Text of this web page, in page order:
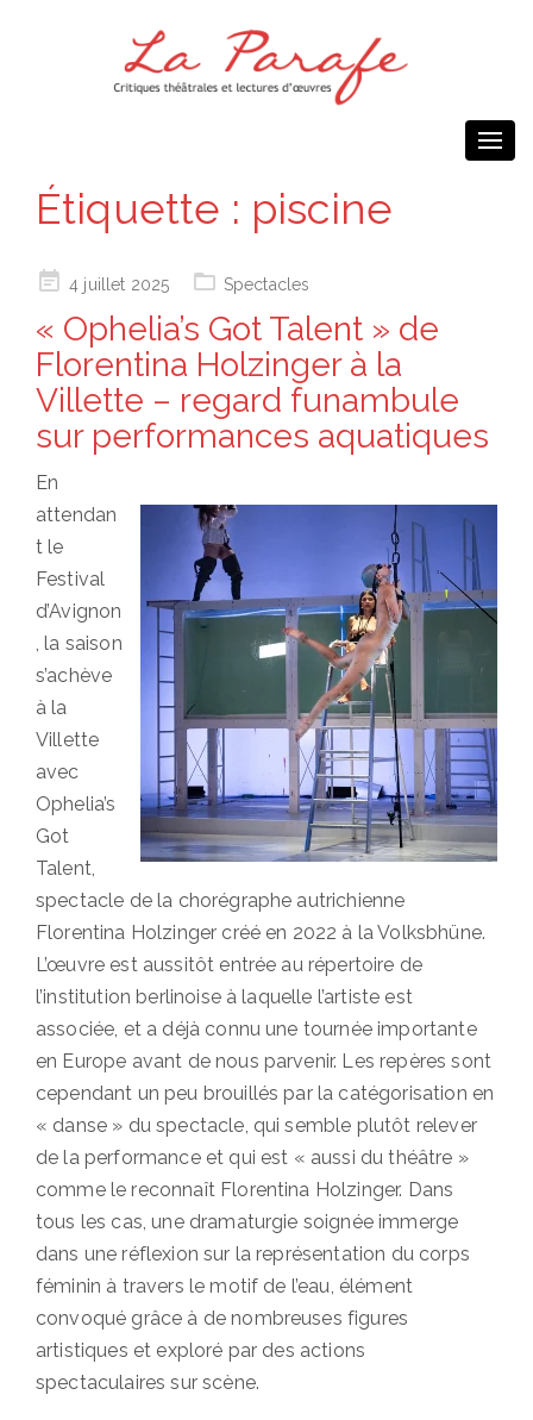
Étiquette : piscine
Posted4 juillet 2025 Spectacles
« Ophelia’s Got Talent » de
Florentina Holzinger à la
Villette – regard funambule
sur performances aquatiques
En
attendan
t le
Festival
d’Avignon
, la saison
s’achève
à la
Villette
avec
Ophelia’s
Got
Talent,
spectacle de la chorégraphe autrichienne
Florentina Holzinger créé en 2022 à la Volksbhüne.
L’œuvre est aussitôt entrée au répertoire de
l’institution berlinoise à laquelle l’artiste est
associée, et a déjà connu une tournée importante
en Europe avant de nous parvenir. Les repères sont
cependant un peu brouillés par la catégorisation en
« danse » du spectacle, qui semble plutôt relever
de la performance et qui est « aussi du théâtre »
comme le reconnaît Florentina Holzinger. Dans
tous les cas, une dramaturgie soignée immerge
dans une réflexion sur la représentation du corps
féminin à travers le motif de l’eau, élément
convoqué grâce à de nombreuses figures
artistiques et exploré par des actions
spectaculaires sur scène.